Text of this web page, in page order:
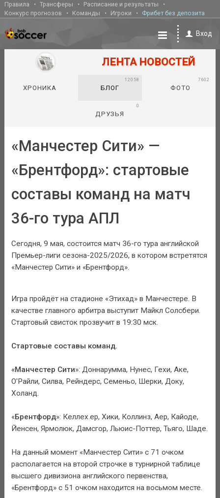
Правила Трансферы
Расписание и результаты
Конкурс прогнозов
Команды Игроки Фрибет без депозита
Вход
ЛЕНТА НОВОСТЕЙ
ХРОНИКА БЛОГ
12058
ФОТО
7602
ДРУЗЬЯ
0
«Манчестер Сити» —
«Брентфорд»: стартовые
составы команд на матч
36-го тура АПЛ
Сегодня, 9 мая, состоится матч 36-го тура английской
Премьер-лиги сезона-2025/2026, в котором встретятся
«Манчестер Сити» и «Брентфорд».
Игра пройдёт на стадионе «Этихад» в Манчестере. В
качестве главного арбитра выступит Майкл Солсбери.
Стартовый свисток прозвучит в 19:30 мск.
Стартовые составы команд.
«Манчестер Сити»: Доннарумма, Нунес, Гехи, Аке,
О'Райли, Силва, Рейндерс, Семеньо, Шерки, Доку,
Холанд.
«Брентфорд»: Келлех.ер, Хики, Коллинз, Аер, Кайоде,
Йенсен, Ярмолюк, Дамсгор, Льюис-Поттер, Тьяго, Шаде.
На данный момент «Манчестер Сити» с 71 очком
располагается на второй строчке в турнирной таблице
высшего дивизиона английского первенства,
«Брентфорд» с 51 очком находится на восьмом месте.